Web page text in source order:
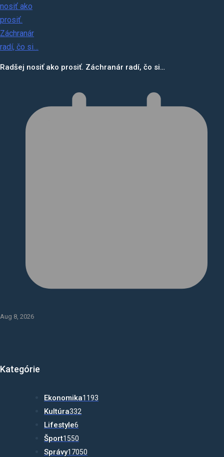
Radšej nosiť ako prosiť. Záchranár radí, čo si…
Aug 8, 2026
Kategórie
Ekonomika1193
Kultúra332
Lifestyle6
Šport1550
Správy17050